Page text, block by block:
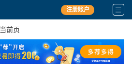
注册账户
当前页